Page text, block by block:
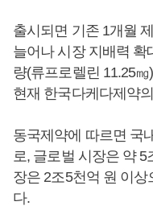
출시되면 기존 1개월
늘어나 시장 지배력 확
량(류프로렐린 11.25
현재 한국다케다제약
동국제약에 따르면 국
로, 글로벌 시장은 약
장은 2조5천억 원 이
다.